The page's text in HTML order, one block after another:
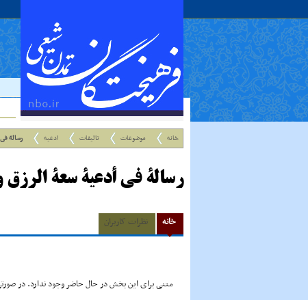
خانه موضوعات تالیفات ادعیه رسالة
رسالة فى أدعیة سعة الرزق
خانه نظرات کاربران
متنی برای این بخش در حال حاضر وجود ندارد. در